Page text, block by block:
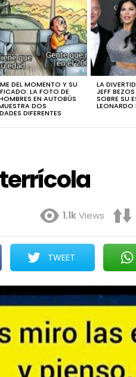
DEL MOMENTO Y SU
LA FOTO DE
EN AUTOBÚS
DOS
DIFERENTES
LA
JEFF
SOBRE SU
LEONARDO
1.1kViews
TWEET